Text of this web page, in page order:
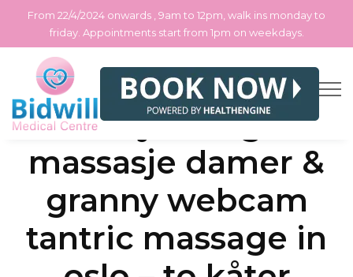
Skip
the
From 22/4/2024 onwards , 9am to 12pm, walk ins monday to
friday. Appointments start from 1pm on weekdays.
Categories
Uncategorized
Granny swingers
massasje damer &
granny webcam
tantric massage in